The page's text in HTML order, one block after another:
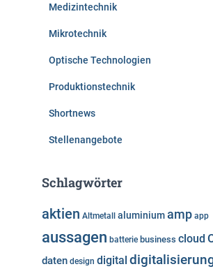
Medizintechnik
Mikrotechnik
Optische Technologien
Produktionstechnik
Shortnews
Stellenangebote
Schlagwörter
aktien Altmetall aluminiumamp app
aussagen batterie business cloud
daten design digital